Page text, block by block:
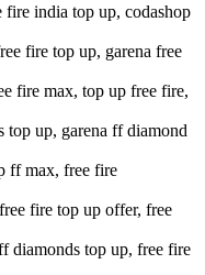
india top up, codashop
fire top up, garena free
fire max, top up free fire,
top up, garena ff diamond
ff max, free fire
fire top up offer, free
diamonds top up, free fire